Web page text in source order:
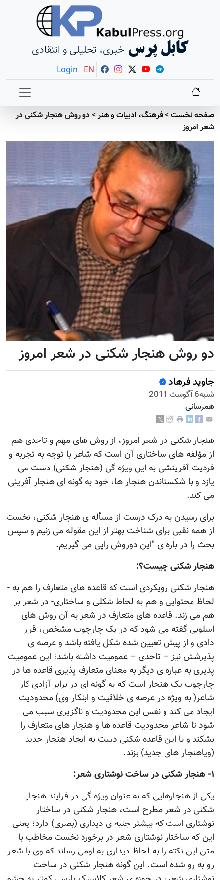
کابل پرس خبری، تحلیلی و انتقادی
Login EN
صفحه نخست>فرهنگ، ادبیات و هنر> دو روش هنجار شکنی در
شعر امروز
دو روش هنجار شکنی در شعر امروز
جاويد فرهاد
شنبه6 آگوست 2011
همرسانی
هنجار شکنی در شعر امروز، از روش های مهم و تاحدی هم
از مؤلفه های ساختاری آن است که شاعر با توجه به تجربه و
فردیت آفرینشی به این ویژه گی (هنجار شکنی) دست می
یازد و با شکستاندن هنجار ها، خود به گونه ای هنجار آفرینی
می کند.
برای رسیدن به درک درست از مسأله ی هنجار شکنی، نخست
از همه نقبی برای شناخت بهتر از این مقوله می زنیم و سپس
بحث را در باره ی "این دوروش راپی می گیریم.
هنجار شکنی چیست؟:
هنجار شکنی رویکردی است که قاعده های متعارف را هم به -
لحاظ محتوایی و هم به لحاظ شکلی و ساختاری- در شعر بر
هم می زند. قاعده های متعارف در شعر به آن روش های
اسلوبی گفته می شود که در یک چارچوب مشخص، قرار
دادی و از پیش تعیین شده شکل یافته باشد و عرصه ی
پذیرشش نیز – تاحدی – عمومیت داشته باشد؛ این عمومیت
پذیری به عباره ی دیگر به معنای متعارف پذیری قاعده ها در
چارچوب یک هنجار است که به گونه ای در برابر آزادی کار
شاعر( به ویژه در عرصه ی خلاقیت و ابتکار وی) محدودیت
ایجاد می کند و نفس این محدودیت و ناگزیری سبب می
شود تا شاعر محدودیت قاعده ها و هنجار های متعارف را
بشکند و با این قاعده شکنی دست به ایجاد هنجار جدید
(ویاهنجار های جدید) بزند.
۱- هنجار شکنی در ساخت نوشتاری شعر:
یکی از هنجارهایی که به عنوان ویژه گی در فرایند هنجار
شکنی در شعر مطرح است، هنجار شکنی در ساختار
نوشتاری است که بیشتر جنبه ی دیداری (بصری) دارد؛ یعنی
این که ساختار نوشتاری شعر در برخورد نخست مخاطب با
متن این نکته را به لحاظ دیداری به اومی رساند که وی با شعر
رو به رو شده است. این گونه هنجار شکنی در ساخت